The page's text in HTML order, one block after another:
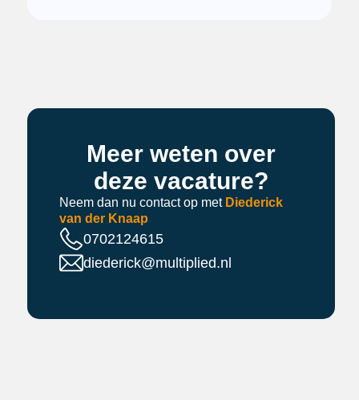
Meer weten over
deze vacature?
Neem dan nu contact op met Diederick
van der Knaap
0702124615
diederick@multiplied.nl